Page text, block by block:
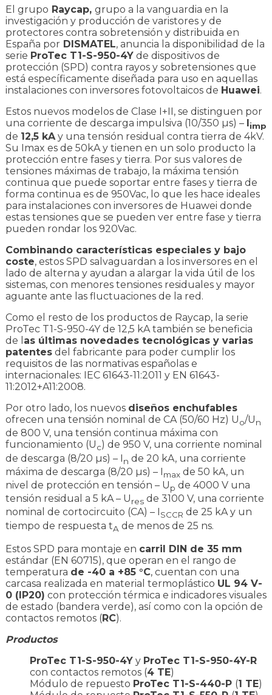
El grupo Raycap, grupo a la vanguardia en la
investigación y producción de varistores y de
protectores contra sobretensión y distribuida en
España porDISMATEL, anuncia la disponibilidad de la
serie ProTec T1-S-950-4Yde dispositivos de
protección (SPD) contra rayos y sobretensiones que
está específicamente diseñada para uso en aquellas
instalaciones con inversores fotovoltaicos de Huawei.
Estos nuevos modelos de Clase I+II, se distinguen por
una corriente de descarga impulsiva (10/350 µs) – Iimp
de 12,5 kAy una tensión residual contra tierra de 4kV.
Su Imax es de 50kA y tienen en un solo producto la
protección entre fases y tierra. Por sus valores de
tensiones máximas de trabajo, la máxima tensión
continua que puede soportar entre fases y tierra de
forma continua es de 950Vac, lo que les hace ideales
para instalaciones con inversores de Huawei donde
estas tensiones que se pueden ver entre fase y tierra
pueden rondar los 920Vac.
Combinando características especiales y bajo
coste, estos SPD salvaguardan a los inversores en el
lado de alterna y ayudan a alargar la vida útil de los
sistemas, con menores tensiones residuales y mayor
aguante ante las fluctuaciones de la red.
Como el resto de los productos de Raycap, la serie
ProTec T1-S-950-4Y de 12,5 kA también se beneficia
de l as últimas novedades tecnológicas y varias
patentesdel fabricante para poder cumplir los
requisitos de las normativas españolas e
internacionales: IEC 61643-11:2011 y EN 61643-
11:2012+A11:2008.
Por otro lado, los nuevos diseños enchufables
ofrecen una tensión nominal de CA (50/60 Hz) Uo/Un
de 800 V, una tensión continua máxima con
funcionamiento (Uc) de 950 V, una corriente nominal
de descarga (8/20 µs) – In de 20 kA, una corriente
máxima de descarga (8/20 µs) – Imaxde 50 kA, un
nivel de protección en tensión – Up de 4000 V una
tensión residual a 5 kA – Uresde 3100 V, una corriente
nominal de cortocircuito (CA) – I
SCCR de 25 kA y un
tiempo de respuesta tA de menos de 25 ns.
Estos SPD para montaje en carril DIN de 35 mm
estándar (EN 60715), que operan en el rango de
temperatura de -40 a +85 °C, cuentan con una
carcasa realizada en material termoplástico UL 94 V-
0 (IP20) con protección térmica e indicadores visuales
de estado (bandera verde), así como con la opción de
contactos remotos (RC).
Productos
ProTec T1-S-950-4Yy ProTec T1-S-950-4Y-R
con contactos remotos (4 TE)
Módulo de repuesto ProTec T1-S-440-P (1 TE)